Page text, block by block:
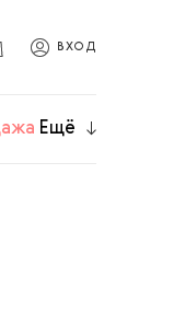
ВХОД
Ещё